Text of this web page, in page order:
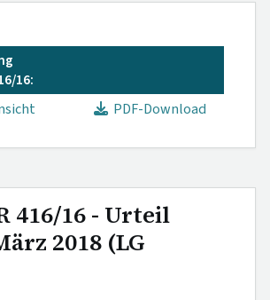
16:
PDF-Download
416/16 - Urteil
2018 (LG